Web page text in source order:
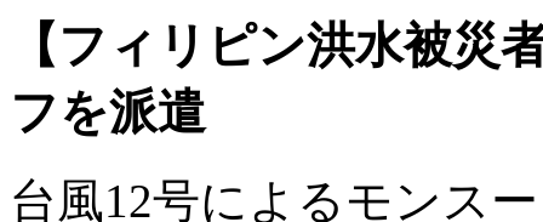
【フィリピン洪水被災
フを派遣
台風12号によるモンス